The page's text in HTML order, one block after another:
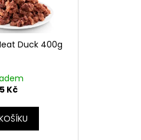
Duck 400g
Kč